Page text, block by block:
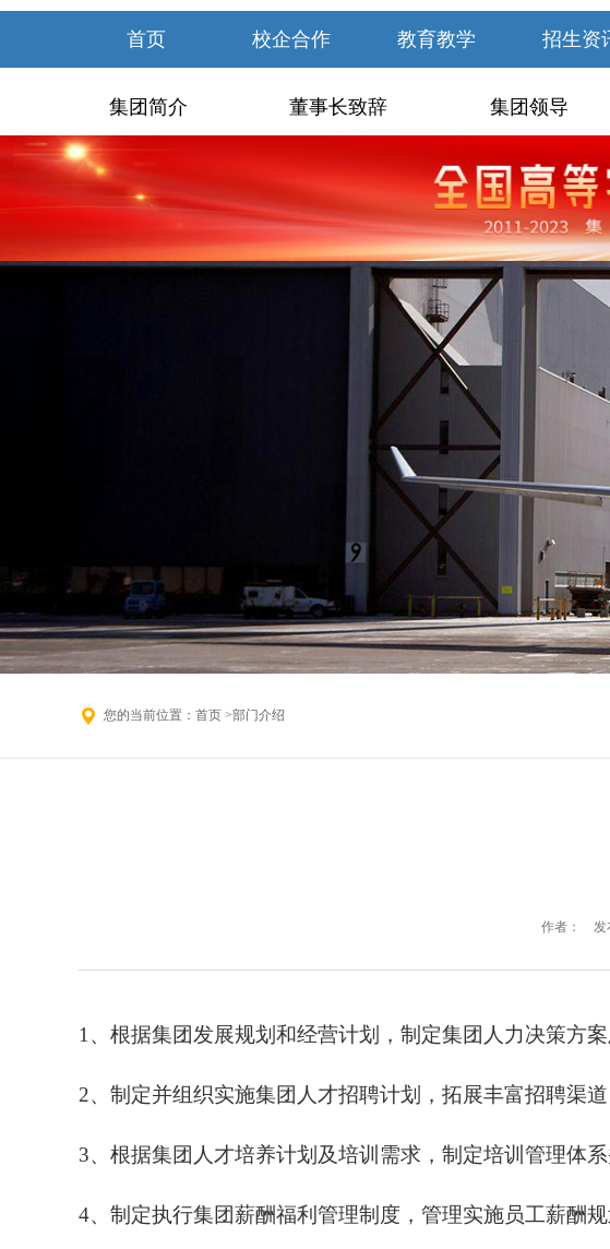
首页 校企合作 教育教学 招生资
集团简介 董事长致辞 集团领导
您的当前位置： 首页 >部门介绍
作者： 发
1、根据集团发展规划和经营计划，制定集团人力决策方
2、制定并组织实施集团人才招聘计划，拓展丰富招聘渠
3、根据集团人才培养计划及培训需求，制定培训管理体
4、制定执行集团薪酬福利管理制度，管理实施员工薪酬